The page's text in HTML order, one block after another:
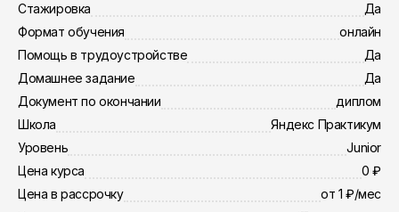
Стажировка
Да
Формат обучения
онлайн
Помощь в трудоустройстве
Да
Домашнее задание
Да
Документ по окончании
диплом
Школа
Яндекс Практикум
Уровень
Junior
Цена курса
0 ₽
Цена в рассрочку
от 1 ₽/мес